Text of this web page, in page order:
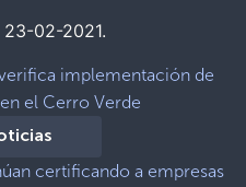
02-2021.
implementación de
el Cerro Verde
certificando a empresas